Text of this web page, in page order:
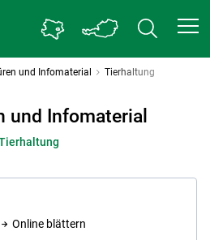
und Infomaterial Tierhaltung
und Infomaterial
Online blättern